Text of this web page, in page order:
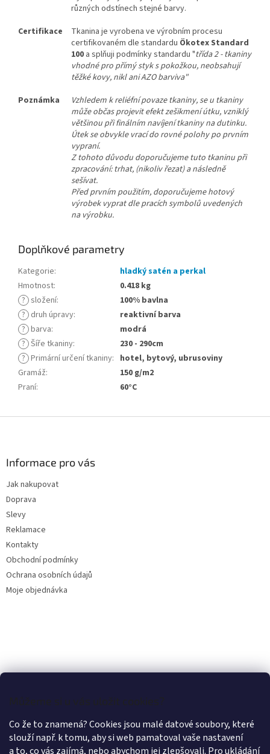
Můžeme si u vás uložit cookies?
Co že to znamená? Cookies jsou malé datové soubory, které
slouží např. k tomu, aby si web pamatoval vaše nastavení
a to, co vás zajímá, nebo abychom jej zlepšovali. Pro ukládání
různých odstínech stejné barvy.
Certifikace
Tkanina je vyrobena ve výrobním procesu
certifikovaném dle standardu Ökotex Standard
100 a splňuji podmínky standardu "třída 2 - tkaniny
vhodné pro přímý styk s pokožkou, neobsahují
těžké kovy, nikl ani AZO barviva"
Poznámka
Vzhledem k reliéfní povaze tkaniny, se u tkaniny
může občas projevit efekt zešikmení útku, vzniklý
většinou při finálním navíjení tkaniny na dutinku.
Útek se obvykle vrací do rovné polohy po prvním
vypraní.
Z tohoto důvodu doporučujeme tuto tkaninu při
zpracování: trhat, (nikoliv řezat) a následně
sešívat.
Před prvním použitím, doporučujeme hotový
výrobek vyprat dle pracích symbolů uvedených
na výrobku.
Doplňkové parametry
Kategorie:
hladký satén a perkal
Hmotnost:
0.418 kg
? složení:
100% bavlna
? druh úpravy:
reaktivní barva
? barva:
modrá
? Šíře tkaniny:
230 - 290cm
? Primární určení tkaniny: hotel, bytový, ubrusoviny
Gramáž:
150 g/m2
Praní: 60°C
Informace pro vás
Jak nakupovat
Doprava
Slevy
Reklamace
Kontakty
Obchodní podmínky
Ochrana osobních údajů
Moje objednávka